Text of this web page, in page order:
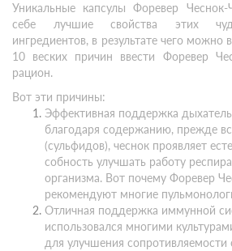
Уникальные капсулы Форевер
себе лучшие свойства этих
ингредиентов, в результате чего
10 веских причин ввести Форевер
рацион.
Вот эти причины:
Эффективная поддержка
благодаря содержанию, прежде
(сульфидов), чеснок проявляет
собность улучшать работу
организма. Вот почему Форевер
рекомендуют многие
Отличная поддержка иммунной
использовался многими
для улучшения